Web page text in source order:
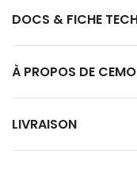
DOCS & FICHE
À PROPOS DE CEMO
LIVRAISON